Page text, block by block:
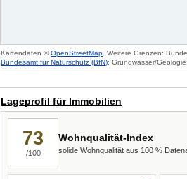
Kartendaten ©OpenStreetMap . Weitere Grenzen:
Bundesamt für Naturschutz (BfN); Grundwasser/
Lageprofil für Immobilien
73
/100
Wohnqualität-Index
solide Wohnqualität aus 100 %